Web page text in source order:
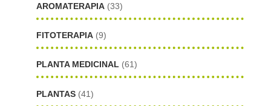
AROMATERAPIA (33)
FITOTERAPIA (9)
PLANTA MEDICINAL (61)
PLANTAS (41)